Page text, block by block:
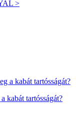
>
kabát tartósságát?